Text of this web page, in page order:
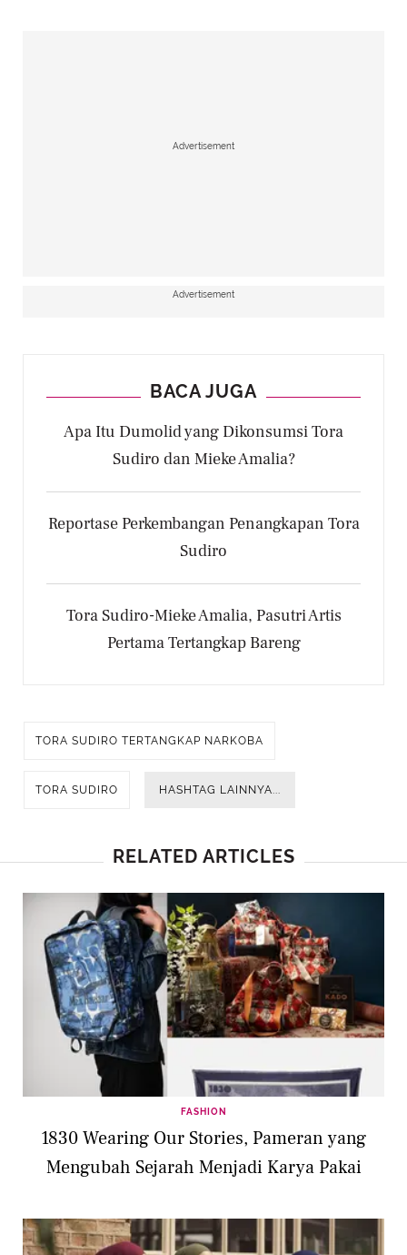
Advertisement
Advertisement
BACA JUGA
Apa Itu Dumolid yang Dikonsumsi Tora
Sudiro dan Mieke Amalia?
Reportase Perkembangan Penangkapan Tora
Sudiro
Tora Sudiro-Mieke Amalia, Pasutri Artis
Pertama Tertangkap Bareng
TORA SUDIRO TERTANGKAP NARKOBA
TORA SUDIRO HASHTAG LAINNYA...
RELATED ARTICLES
FASHION
1830 Wearing Our Stories, Pameran yang
Mengubah Sejarah Menjadi Karya Pakai